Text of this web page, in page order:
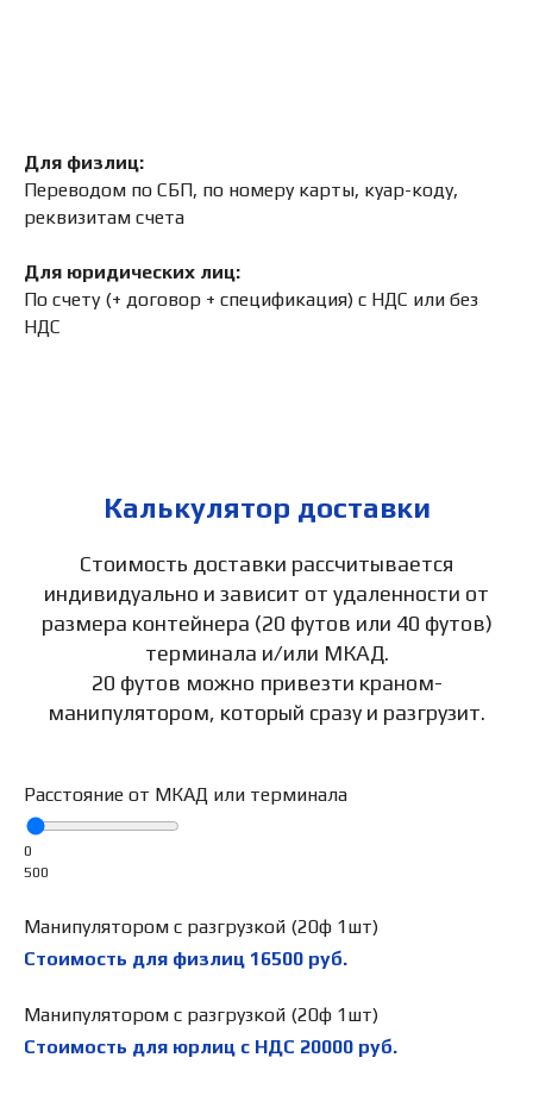
Для физлиц:
Переводом по СБП, по номеру карты, куар-коду,
реквизитам счета
Для юридических лиц:
По счету (+ договор + спецификация) с НДС или без
НДС
Калькулятор доставки
Стоимость доставки рассчитывается
индивидуально и зависит от удаленности от
размера контейнера (20 футов или 40 футов)
терминала и/или МКАД.
20 футов можно привезти краном-
манипулятором, который сразу и разгрузит.
Расстояние от МКАД или терминала
0
500
Манипулятором с разгрузкой (20ф 1шт)
Стоимость для физлиц 16500 руб.
Манипулятором с разгрузкой (20ф 1шт)
Стоимость для юрлиц с НДС 20000 руб.